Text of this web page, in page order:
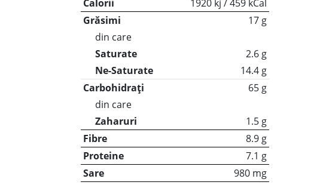
Calorii
1920 kj / 459 kCal
Grăsimi
17 g
din care
Saturate
2.6 g
Ne-Saturate
14.4 g
Carbohidrați
65 g
din care
Zaharuri
1.5 g
Fibre
8.9 g
Proteine
7.1 g
Sare
980 mg